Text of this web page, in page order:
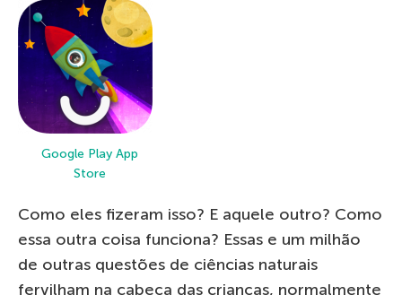
Google Play App
Store
Como eles fizeram isso? E aquele outro? Como
essa outra coisa funciona? Essas e um milhão
de outras questões de ciências naturais
fervilham na cabeça das crianças, normalmente